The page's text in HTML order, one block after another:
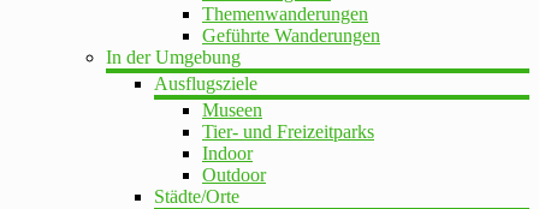
Themenwanderungen
Geführte Wanderungen
In der Umgebung
Ausflugsziele
Museen
Tier- und Freizeitparks
Indoor
Outdoor
Städte/Orte